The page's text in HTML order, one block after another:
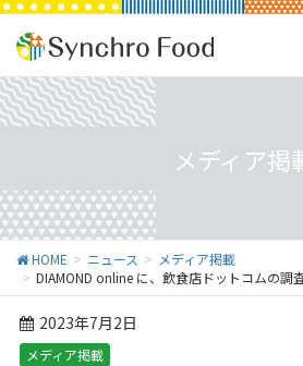
メディア掲
HOME ニュース
メディア掲載
DIAMOND online に、飲食店ドットコムの調
2023年7月2日
メディア掲載